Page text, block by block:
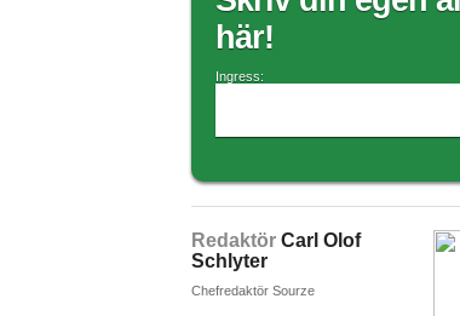
här!
Ingress:
Redaktör Carl Olof
Schlyter
Chefredaktör Sourze